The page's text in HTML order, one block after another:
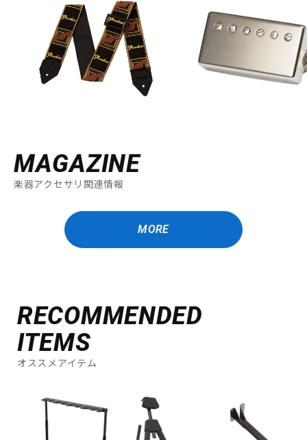
MAGAZINE
楽器アクセサリ関連情報
MORE
RECOMMENDED
ITEMS
オススメアイテム